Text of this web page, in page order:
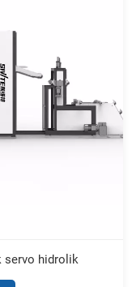
servo hidrolik